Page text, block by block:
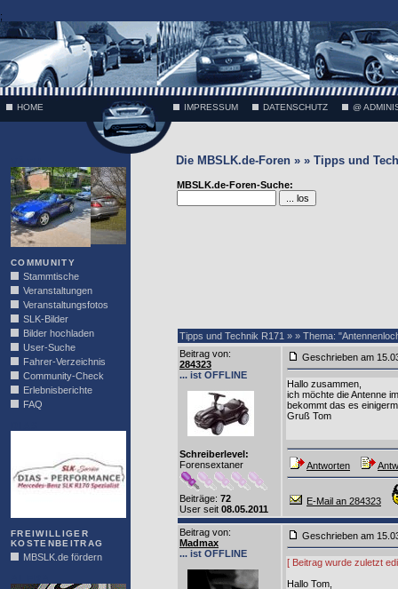
;
HOME IMPRESSUM DATENSCHUTZ @
COMMUNITY
Stammtische
Veranstaltungen
Veranstaltungsfotos
SLK-Bilder
Bilder hochladen
User-Suche
Fahrer-Verzeichnis
Community-Check
Erlebnisberichte
FAQ
FREIWILLIGER
KOSTENBEITRAG
MBSLK.de fördern
Die MBSLK.de-Foren » » Tipps und
MBSLK.de-Foren-Suche:
Tipps und Technik R171 » » Thema:
Beitrag von:
284323
... ist OFFLINE
Schreiberlevel:
Forensextaner
Beiträge: 72
User seit 08.05.2011
Geschrieben am
Hallo zusammen,
ich möchte die Antenne
bekommt das es
Gruß Tom
Antworten
E-Mail an 284323
Beitrag von:
Madmax
... ist OFFLINE
Geschrieben am
[ Beitrag wurde zuletzt
Hallo Tom,